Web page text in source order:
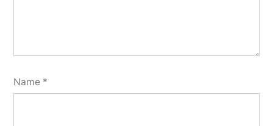
Name *